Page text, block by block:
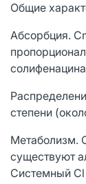
Общие
Абсорбция.
степени
Метаболизм.
существуют
Системный Cl